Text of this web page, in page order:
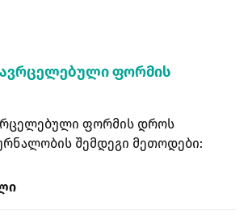
ფორმის
ფორმის დროს
შემდეგი მეთოდები: